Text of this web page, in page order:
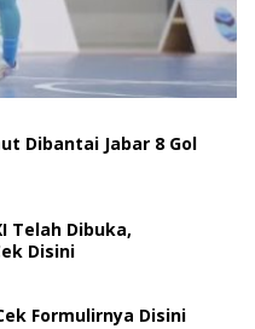
Dibantai Jabar 8 Gol
Telah Dibuka,
Disini
Formulirnya Disini